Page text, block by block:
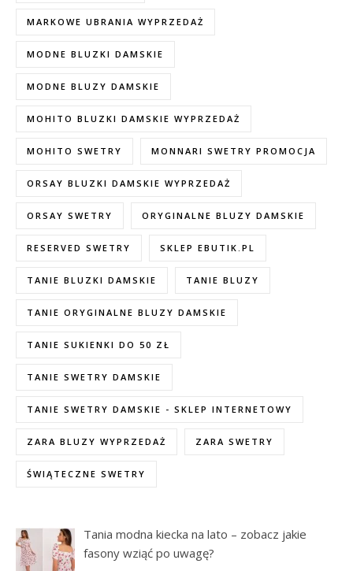
MARKOWE UBRANIA WYPRZEDAŻ
MODNE BLUZKI DAMSKIE
MODNE BLUZY DAMSKIE
MOHITO BLUZKI DAMSKIE WYPRZEDAŻ
MOHITO SWETRY MONNARI SWETRY PROMOCJA
ORSAY BLUZKI DAMSKIE WYPRZEDAŻ
ORSAY SWETRY ORYGINALNE BLUZY DAMSKIE
RESERVED SWETRY SKLEP EBUTIK.PL
TANIE BLUZKI DAMSKIE TANIE BLUZY
TANIE ORYGINALNE BLUZY DAMSKIE
TANIE SUKIENKI DO 50 ZŁ
TANIE SWETRY DAMSKIE
TANIE SWETRY DAMSKIE - SKLEP INTERNETOWY
ZARA BLUZY WYPRZEDAŻ ZARA SWETRY
ŚWIĄTECZNE SWETRY
Tania modna kiecka na lato – zobacz jakie
fasony wziąć po uwagę?